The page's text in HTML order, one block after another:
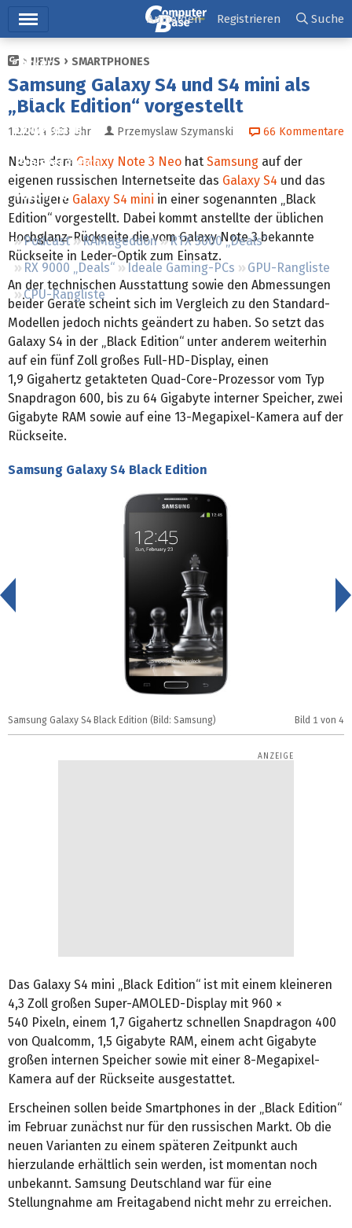
Ticker
Tests
Downloads
Preisvergleich
Forum
Podcast RAMageddon
RTX 5000 „Deals“
RX 9000 „Deals“
Ideale Gaming-PCs
GPU-Rangliste
CPU-Rangliste
Anmelden Registrieren Suche
NEWS SMARTPHONES
Samsung Galaxy S4 und S4 mini als
„Black Edition“ vorgestellt
1.2.2014 9:33 Uhr Przemyslaw Szymanski 66 Kommentare
Neben dem Galaxy Note 3 Neo hat Samsung auf der
eigenen russischen Internetseite das Galaxy S4 und das
günstigere Galaxy S4 mini in einer sogenannten „Black
Edition“ vorgestellt. Dabei kommt anstellte der üblichen
Hochglanz-Rückseite die vom Galaxy Note 3 bekannte
Rückseite in Leder-Optik zum Einsatz.
An der technischen Ausstattung sowie den Abmessungen
beider Geräte scheint sich im Vergleich zu den Standard-
Modellen jedoch nichts geändert zu haben. So setzt das
Galaxy S4 in der „Black Edition“ unter anderem weiterhin
auf ein fünf Zoll großes Full-HD-Display, einen
1,9 Gigahertz getakteten Quad-Core-Prozessor vom Typ
Snapdragon 600, bis zu 64 Gigabyte interner Speicher, zwei
Gigabyte RAM sowie auf eine 13-Megapixel-Kamera auf der
Rückseite.
Samsung Galaxy S4 Black Edition
Samsung Galaxy S4 Black Edition (Bild: Samsung) Bild 1 von 4
<
Das Galaxy S4 mini „Black Edition“ ist mit einem kleineren
4,3 Zoll großen Super-AMOLED-Display mit 960 ×
540 Pixeln, einem 1,7 Gigahertz schnellen Snapdragon 400
von Qualcomm, 1,5 Gigabyte RAM, einem acht Gigabyte
großen internen Speicher sowie mit einer 8-Megapixel-
Kamera auf der Rückseite ausgestattet.
Erscheinen sollen beide Smartphones in der „Black Edition“
im Februar zunächst nur für den russischen Markt. Ob die
neuen Varianten zu einem späteren Zeitpunkt auch
hierzulande erhältlich sein werden, ist momentan noch
unbekannt. Samsung Deutschland war für eine
Stellungnahme am Freitagabend nicht mehr zu erreichen.